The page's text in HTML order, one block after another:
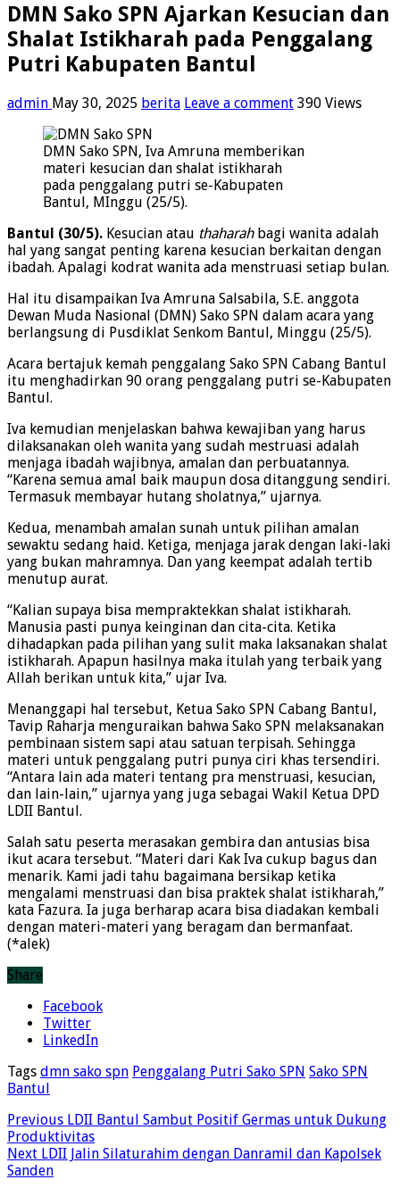
DMN Sako SPN Ajarkan Kesucian dan
Shalat Istikharah pada Penggalang
Putri Kabupaten Bantul
admin May 30, 2025 berita Leave a comment 390 Views
DMN Sako SPN, Iva Amruna memberikan
materi kesucian dan shalat istikharah
pada penggalang putri se-Kabupaten
Bantul, MInggu (25/5).
Bantul (30/5). Kesucian atau thaharahbagi wanita adalah
hal yang sangat penting karena kesucian berkaitan dengan
ibadah. Apalagi kodrat wanita ada menstruasi setiap bulan.
Hal itu disampaikan Iva Amruna Salsabila, S.E. anggota
Dewan Muda Nasional (DMN) Sako SPN dalam acara yang
berlangsung di Pusdiklat Senkom Bantul, Minggu (25/5).
Acara bertajuk kemah penggalang Sako SPN Cabang Bantul
itu menghadirkan 90 orang penggalang putri se-Kabupaten
Bantul.
Iva kemudian menjelaskan bahwa kewajiban yang harus
dilaksanakan oleh wanita yang sudah mestruasi adalah
menjaga ibadah wajibnya, amalan dan perbuatannya.
“Karena semua amal baik maupun dosa ditanggung sendiri.
Termasuk membayar hutang sholatnya,” ujarnya.
Kedua, menambah amalan sunah untuk pilihan amalan
sewaktu sedang haid. Ketiga, menjaga jarak dengan laki-laki
yang bukan mahramnya. Dan yang keempat adalah tertib
menutup aurat.
“Kalian supaya bisa mempraktekkan shalat istikharah.
Manusia pasti punya keinginan dan cita-cita. Ketika
dihadapkan pada pilihan yang sulit maka laksanakan shalat
istikharah. Apapun hasilnya maka itulah yang terbaik yang
Allah berikan untuk kita,” ujar Iva.
Menanggapi hal tersebut, Ketua Sako SPN Cabang Bantul,
Tavip Raharja menguraikan bahwa Sako SPN melaksanakan
pembinaan sistem sapi atau satuan terpisah. Sehingga
materi untuk penggalang putri punya ciri khas tersendiri.
“Antara lain ada materi tentang pra menstruasi, kesucian,
dan lain-lain,” ujarnya yang juga sebagai Wakil Ketua DPD
LDII Bantul.
Salah satu peserta merasakan gembira dan antusias bisa
ikut acara tersebut. “Materi dari Kak Iva cukup bagus dan
menarik. Kami jadi tahu bagaimana bersikap ketika
mengalami menstruasi dan bisa praktek shalat istikharah,”
kata Fazura. Ia juga berharap acara bisa diadakan kembali
dengan materi-materi yang beragam dan bermanfaat.
(*alek)
Share
Facebook
Twitter
LinkedIn
Tags dmn sako spn Penggalang Putri Sako SPN Sako SPN
Bantul
Previous LDII Bantul Sambut Positif Germas untuk Dukung
Produktivitas
Next LDII Jalin Silaturahim dengan Danramil dan Kapolsek
Sanden